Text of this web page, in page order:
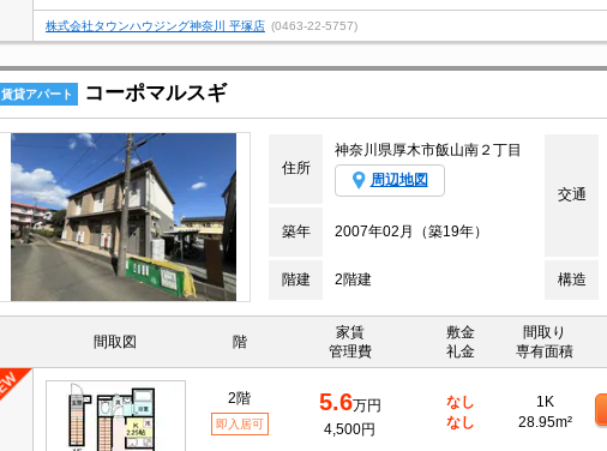
株式会社タウンハウジング神奈川 平塚店 (0463-22-5757)
賃貸アパート コーポマルスギ
住所
神奈川県厚木市飯山南２丁目
周辺地図
交通
築年 2007年02月（築19年）
階建 2階建 構造
間取図 階
家賃
管理費
敷金
礼金
間取り
専有面積
2階
即入居可
5.6万円
4,500円
なし
なし
1K
28.95m²